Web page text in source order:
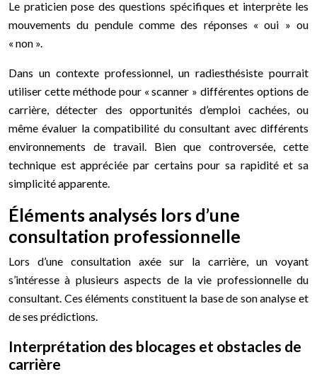
Le praticien pose des questions spécifiques et interprète les
mouvements du pendule comme des réponses « oui » ou
« non ».
Dans un contexte professionnel, un radiesthésiste pourrait
utiliser cette méthode pour « scanner » différentes options de
carrière, détecter des opportunités d’emploi cachées, ou
même évaluer la compatibilité du consultant avec différents
environnements de travail. Bien que controversée, cette
technique est appréciée par certains pour sa rapidité et sa
simplicité apparente.
Éléments analysés lors d’une
consultation professionnelle
Lors d’une consultation axée sur la carrière, un voyant
s’intéresse à plusieurs aspects de la vie professionnelle du
consultant. Ces éléments constituent la base de son analyse et
de ses prédictions.
Interprétation des blocages et obstacles de
carrière